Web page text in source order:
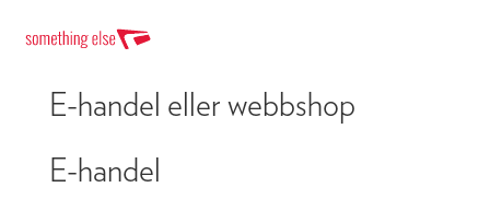
E-handel eller webbshop
E-handel